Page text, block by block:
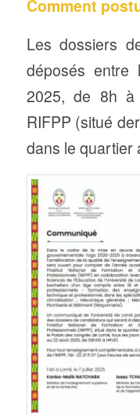
Comment
Les dossiers
déposés
2025, de 8h à
RIFPP (situé
dans le quartier